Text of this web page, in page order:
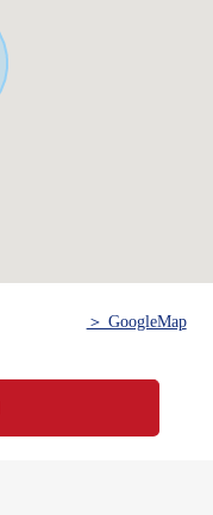
＞ GoogleMap